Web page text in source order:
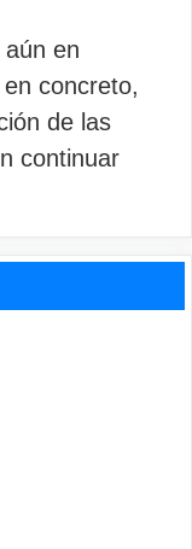
en
concreto,
de las
continuar